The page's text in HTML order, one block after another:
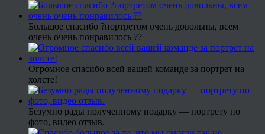
Большое спасибо ?портретом очень довольны, всем
очень очень понравилось ??
Огромное спасибо всей вашей команде за портрет на
холсте!
Безумно рады полученному подарку — портрету по
фото, видео отзыв.